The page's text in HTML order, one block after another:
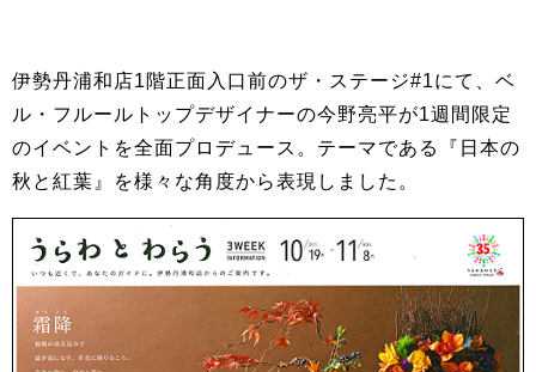
伊勢丹浦和店1階正面入口前のザ・ステージ#1にて、ベ
ル・フルールトップデザイナーの今野亮平が1週間限定
のイベントを全面プロデュース。テーマである『日本の
秋と紅葉』を様々な角度から表現しました。